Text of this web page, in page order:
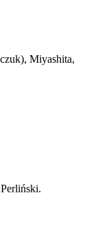
Miyashita,